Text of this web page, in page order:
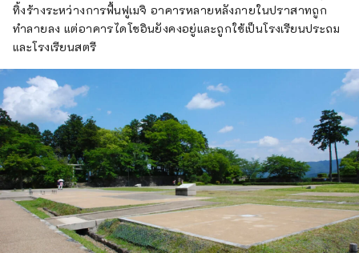
ทิ้งร้างระหว่างการฟื้นฟูเมจิ อาคารหลายหลังภายในปราสาทถูก
ทำลายลง แต่อาคารไดโชอินยังคงอยู่และถูกใช้เป็นโรงเรียนประถม
และโรงเรียนสตรี